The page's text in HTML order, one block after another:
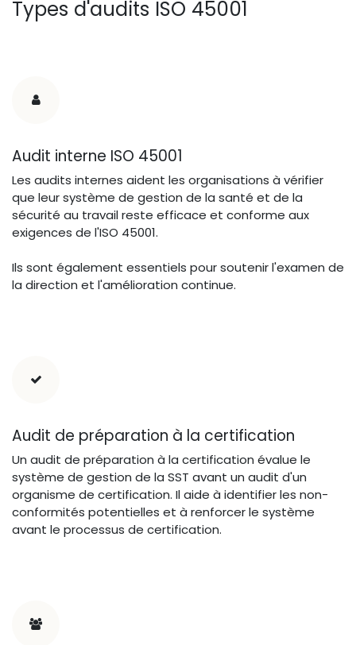
Types d'audits ISO 45001
Audit interne ISO 45001
Les audits internes aident les organisations à vérifier
que leur système de gestion de la santé et de la
sécurité au travail reste efficace et conforme aux
exigences de l'ISO 45001.
Ils sont également essentiels pour soutenir l'examen de
la direction et l'amélioration continue.
Audit de préparation à la certification
Un audit de préparation à la certification évalue le
système de gestion de la SST avant un audit d'un
organisme de certification. Il aide à identifier les non-
conformités potentielles et à renforcer le système
avant le processus de certification.